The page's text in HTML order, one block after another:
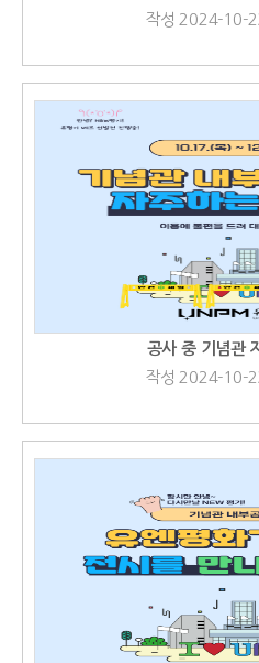
작성 2024-10-
공사 중 기념관
작성 2024-10-